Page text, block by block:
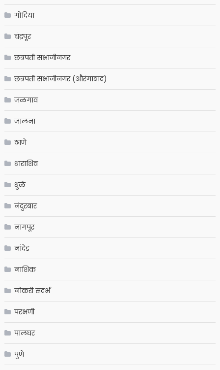
गोंदिया
चंद्रपूर
छत्रपती संभाजीनगर
छत्रपती संभाजीनगर (औरंगाबाद)
जळगाव
जालना
ठाणे
धाराशिव
धुळे
नंदुरबार
नागपूर
नांदेड
नाशिक
नोकरी संदर्भ
परभणी
पालघर
पुणे